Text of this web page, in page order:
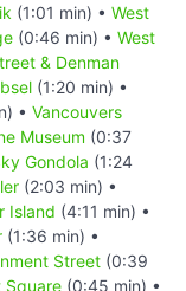
(1:01 min) • West
(0:46 min) • West
& Denman
(1:20 min) •
• Vancouvers
Museum (0:37
Gondola (1:24
(2:03 min) •
Island (4:11 min) •
(1:36 min) •
Street (0:39
Square (0:45 min) •